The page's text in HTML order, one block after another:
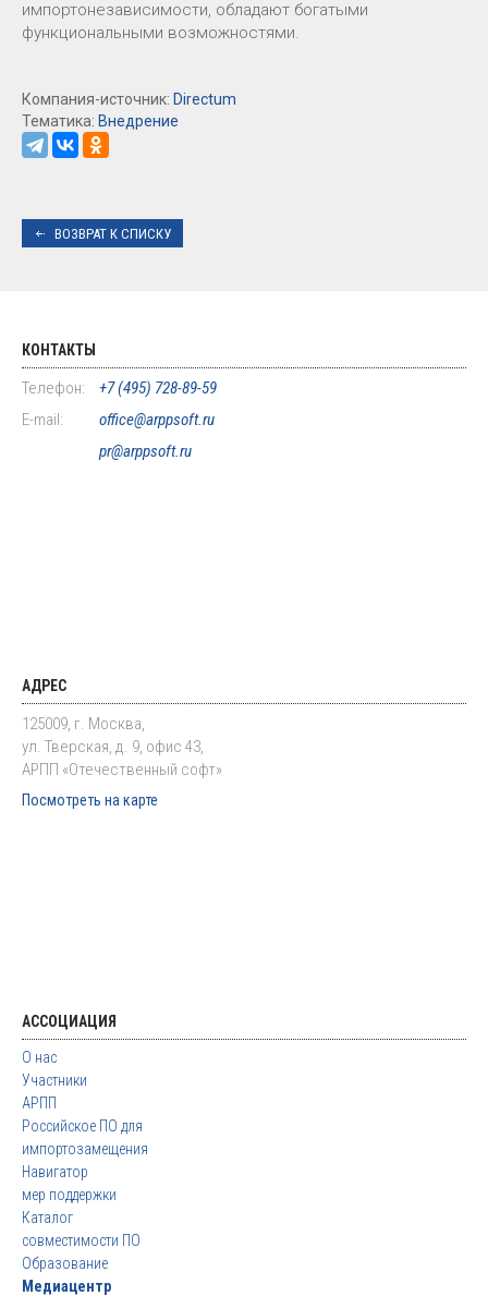
импортонезависимости, обладают богатыми
функциональными возможностями.
Компания-источник: Directum
Тематика: Внедрение
ВОЗВРАТ К СПИСКУ
КОНТАКТЫ
Телефон:
+7 (495) 728-89-59
E-mail:
office@arppsoft.ru
pr@arppsoft.ru
АДРЕС
125009, г. Москва,
ул. Тверская, д. 9, офис 43,
АРПП «Отечественный софт»
Посмотреть на карте
АССОЦИАЦИЯ
О нас
Участники
АРПП
Российское ПО для
импортозамещения
Навигатор
мер поддержки
Каталог
совместимости ПО
Образование
Медиацентр